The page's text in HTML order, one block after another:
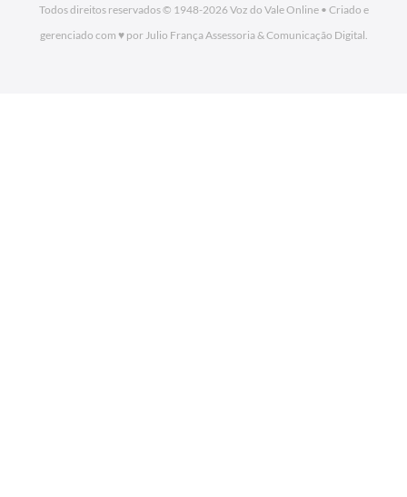
Todos direitos reservados © 1948-2026Voz do Vale Online• Criado e
gerenciado com ♥ por Julio França Assessoria& Comunicação Digital.